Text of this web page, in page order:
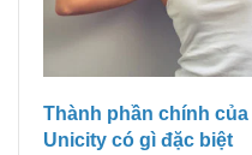
Thành phần chính
Unicity có gì đặc biệt